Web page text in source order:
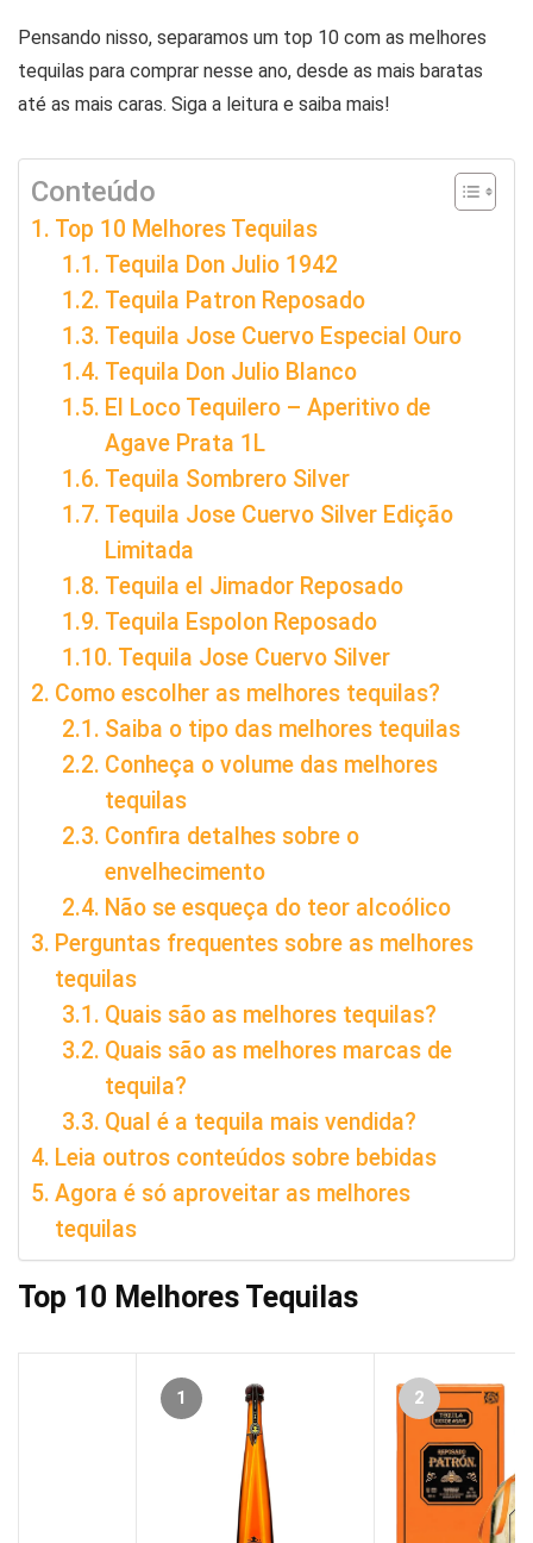
Pensando nisso, separamos um top 10 com as melhores
tequilas para comprar nesse ano, desde as mais baratas
até as mais caras. Siga a leitura e saiba mais!
Conteúdo
Top 10 Melhores Tequilas
Tequila Don Julio 1942
Tequila Patron Reposado
Tequila Jose Cuervo Especial Ouro
Tequila Don Julio Blanco
El Loco Tequilero – Aperitivo de
Agave Prata 1L
Tequila Sombrero Silver
Tequila Jose Cuervo Silver Edição
Limitada
Tequila el Jimador Reposado
Tequila Espolon Reposado
Tequila Jose Cuervo Silver
Como escolher as melhores tequilas?
Saiba o tipo das melhores tequilas
Conheça o volume das melhores
tequilas
Confira detalhes sobre o
envelhecimento
Não se esqueça do teor alcoólico
Perguntas frequentes sobre as melhores
tequilas
Quais são as melhores tequilas?
Quais são as melhores marcas de
tequila?
Qual é a tequila mais vendida?
Leia outros conteúdos sobre bebidas
Agora é só aproveitar as melhores
tequilas
Top 10 Melhores Tequilas
1 2